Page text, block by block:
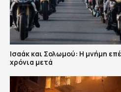
Ισαάκ και Σολωμού: Η μνήμη
χρόνια μετά